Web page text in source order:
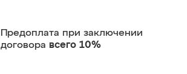
Предоплата при заключении
договора всего 10%